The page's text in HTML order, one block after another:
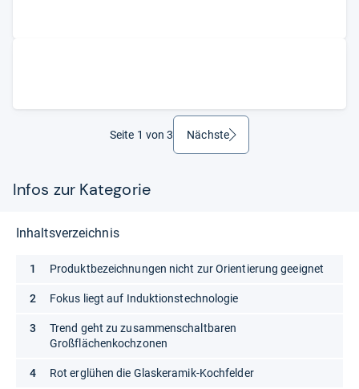
Seite 1 von 3 Nächsteweiter
Infos zur Kategorie
Inhaltsverzeichnis
Produktbezeichnungen nicht zur Orientierung geeignet
Fokus liegt auf Induktionstechnologie
Trend geht zu zusammenschaltbaren
Großflächenkochzonen
Rot erglühen die Glaskeramik-Kochfelder